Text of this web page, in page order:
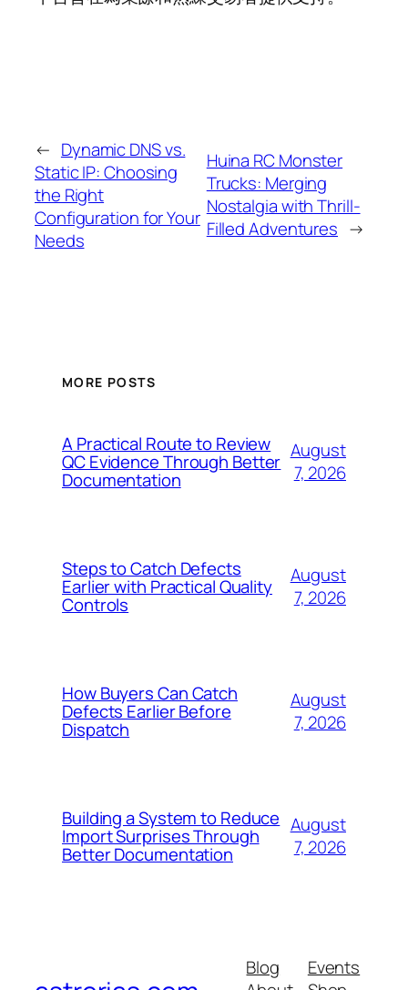
← Dynamic DNS vs.
Static IP: Choosing
the Right
Configuration for Your
Needs
Huina RC Monster
Trucks: Merging
Nostalgia with Thrill-
Filled Adventures →
MORE POSTS
A Practical Route to Review
QC Evidence Through Better
Documentation
August
7, 2026
Steps to Catch Defects
Earlier with Practical Quality
Controls
August
7, 2026
How Buyers Can Catch
Defects Earlier Before
Dispatch
August
7, 2026
Building a System to Reduce
Import Surprises Through
Better Documentation
August
7, 2026
Blog
Events